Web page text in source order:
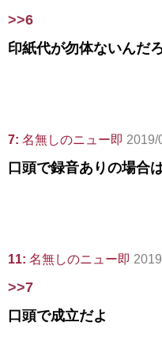
>>6
印紙代が勿体ないんだ
7: 名無しのニュー即 2019/
口頭で録音ありの場合
11: 名無しのニュー即
>>7
口頭で成立だよ